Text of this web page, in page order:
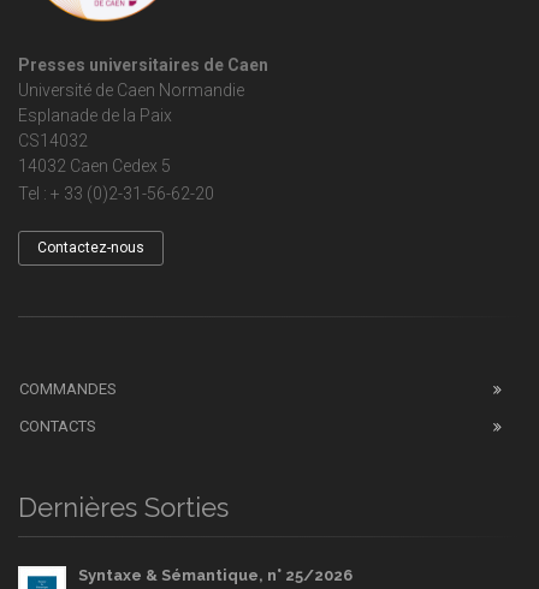
Presses universitaires de Caen
Université de Caen Normandie
Esplanade de la Paix
CS14032
14032 Caen Cedex 5
Tel : + 33 (0)2-31-56-62-20
Contactez-nous
COMMANDES
CONTACTS
Dernières Sorties
Syntaxe & Sémantique, n° 25/2026